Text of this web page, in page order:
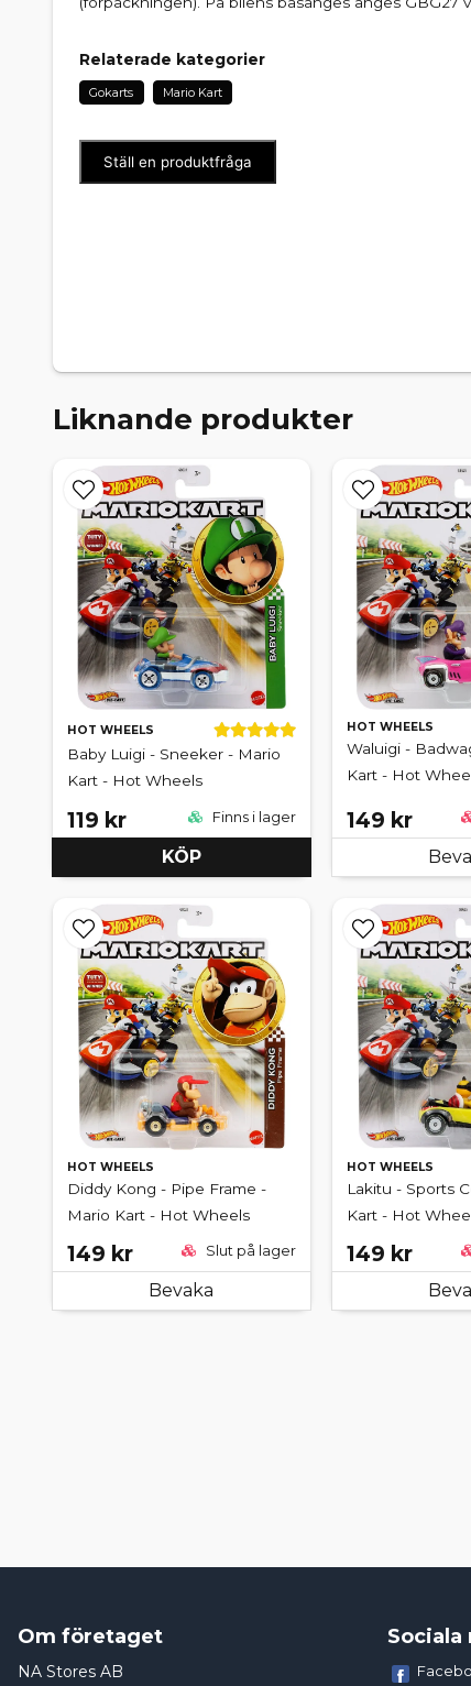
Relaterade kategorier
Gokarts Mario Kart
Ställ en produktfråga
Liknande produkter
HOT WHEELS
Baby Luigi - Sneeker - Mario
Kart - Hot Wheels
119 kr Finns i lager
KÖP
HOT WHEELS
Waluigi -
Kart - Hot
149 kr
HOT WHEELS
Diddy Kong - Pipe Frame -
Mario Kart - Hot Wheels
149 kr Slut på lager
Bevaka
HOT WHEELS
Lakitu - Sports
Kart - Hot
149 kr
Om företaget
NA Stores AB